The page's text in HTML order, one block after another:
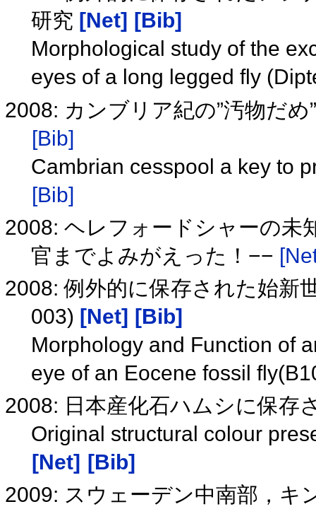
研究 [Net] [Bib]
Morphological study of the
eyes of a long legged fly
2008: カンブリア紀の”汚物だ
[Bib]
Cambrian cesspool a key to
[Bib]
2008: ヘレフォードシャーの未
官までよみがえった！−−
2008: 例外的に保存された始新
003) [Net] [Bib]
Morphology and Function of
eye of an Eocene fossil
2008: 日本産化石ハムシに保存
Original structural colour
[Net] [Bib]
2009: スウェーデン中南部，キ